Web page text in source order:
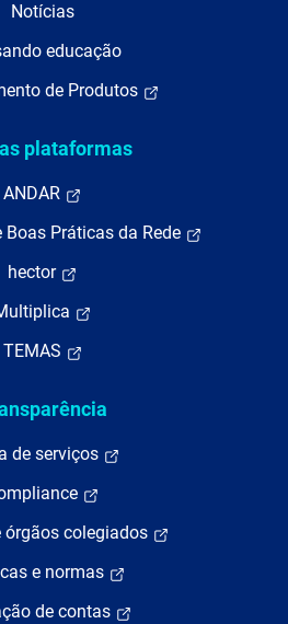
Notícias
educação
de Produtos
plataformas
ANDAR
Boas Práticas da Rede
hector
TEMAS
de serviços
órgãos colegiados
e normas
de contas